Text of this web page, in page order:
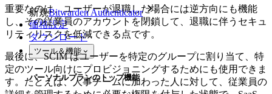
新規Bitwarden Authenticator
価格設定
ダウンロード
ツール＆機能
パーソナルプランのトップ機能
重要なのは、ユーザーが退職した場合には逆方向にも機能
し、その従業員のアカウントを閉鎖して、退職に伴うセキュ
リティリスクを低減できる点です。
最後に、SCIM はユーザーを特定のグループに割り当て、特
定のツール向けにプロビジョニングするためにも使用できま
す。たとえば、人事チームに加わった人に対して、従業員の